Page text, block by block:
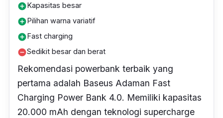
add_circleKapasitas besar
add_circlePilihan warna variatif
add_circleFast charging
remove_circleSedikit besar dan berat
Rekomendasi powerbank terbaik yang
pertama adalah Baseus Adaman Fast
Charging Power Bank 4.0. Memiliki kapasitas
20.000 mAh dengan teknologi supercharge